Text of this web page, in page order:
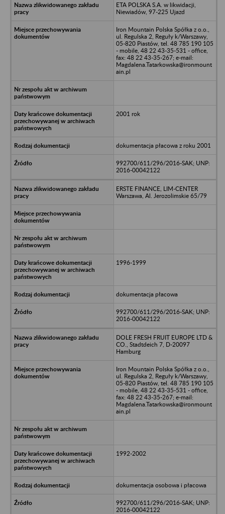
ETA POLSKA S.A. w likwidacji,
Niewiadów, 97-225 Ujazd
Iron Mountain Polska Spółka z o.o.,
ul. Regulska 2, Reguły k/Warszawy,
05-820 Piastów, tel. 48 785 190 105
- mobile, 48 22 43-35-531 - office,
fax: 48 22 43-35-267; e-mail:
Magdalena.Tatarkowska@ironmount
ain.pl
2001 rok
dokumentacja płacowa z roku 2001
992700/611/296/2016-SAK; UNP:
2016-00042122
ERSTE FINANCE, LIM-CENTER
Warszawa, Al. Jerozolimskie 65/79
1996-1999
dokumentacja płacowa
992700/611/296/2016-SAK; UNP:
2016-00042122
DOLE FRESH FRUIT EUROPE LTD &
CO., Stadtdeich 7, D-20097
Hamburg
Iron Mountain Polska Spółka z o.o.,
ul. Regulska 2, Reguły k/Warszawy,
05-820 Piastów, tel. 48 785 190 105
- mobile, 48 22 43-35-531 - office,
fax: 48 22 43-35-267; e-mail:
Magdalena.Tatarkowska@ironmount
ain.pl
1992-2002
dokumentacja osobowa i płacowa
992700/611/296/2016-SAK; UNP:
2016-00042122